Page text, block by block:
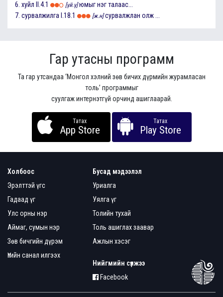
6. хуйл II.4.1 [үй.ү] юмыг нэг талаас...
7. сурвалжилга I.18.1 [ж.н] сурвалжлан олж ...
Гар утасны программ
Та гар утсандаа ‘Монгол хэлний зөв бичих дүрмийн журамласан
толь’ программыг
суулгаж интернэтгүй орчинд ашиглаарай.
Татах
App Store
Татах
Play Store
Холбоос
Эрэлттэй үгс
Гадаад үг
Улс орны нэр
Аймаг, сумын нэр
Зөв бичгийн дүрэм
Үгийн санал илгээх
Бусад мэдээлэл
Уриалга
Уялга үг
Толийн тухай
Толь ашиглах заавар
Ажлын хэсэг
Нийгмийн сүлжээ
Facebook